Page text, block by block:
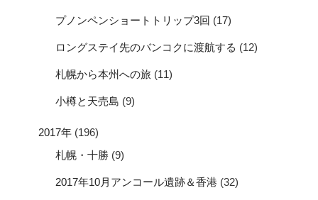
プノンペンショートトリップ3回 (17)
ロングステイ先のバンコクに渡航する (12)
札幌から本州への旅 (11)
小樽と天売島 (9)
2017年 (196)
札幌・十勝 (9)
2017年10月アンコール遺跡＆香港 (32)